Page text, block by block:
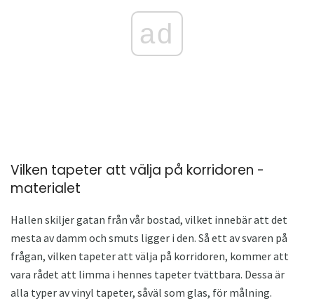
ad
Vilken tapeter att välja på korridoren -
materialet
Hallen skiljer gatan från vår bostad, vilket innebär att det
mesta av damm och smuts ligger i den. Så ett av svaren på
frågan, vilken tapeter att välja på korridoren, kommer att
vara rådet att limma i hennes tapeter tvättbara. Dessa är
alla typer av vinyl tapeter, såväl som glas, för målning.